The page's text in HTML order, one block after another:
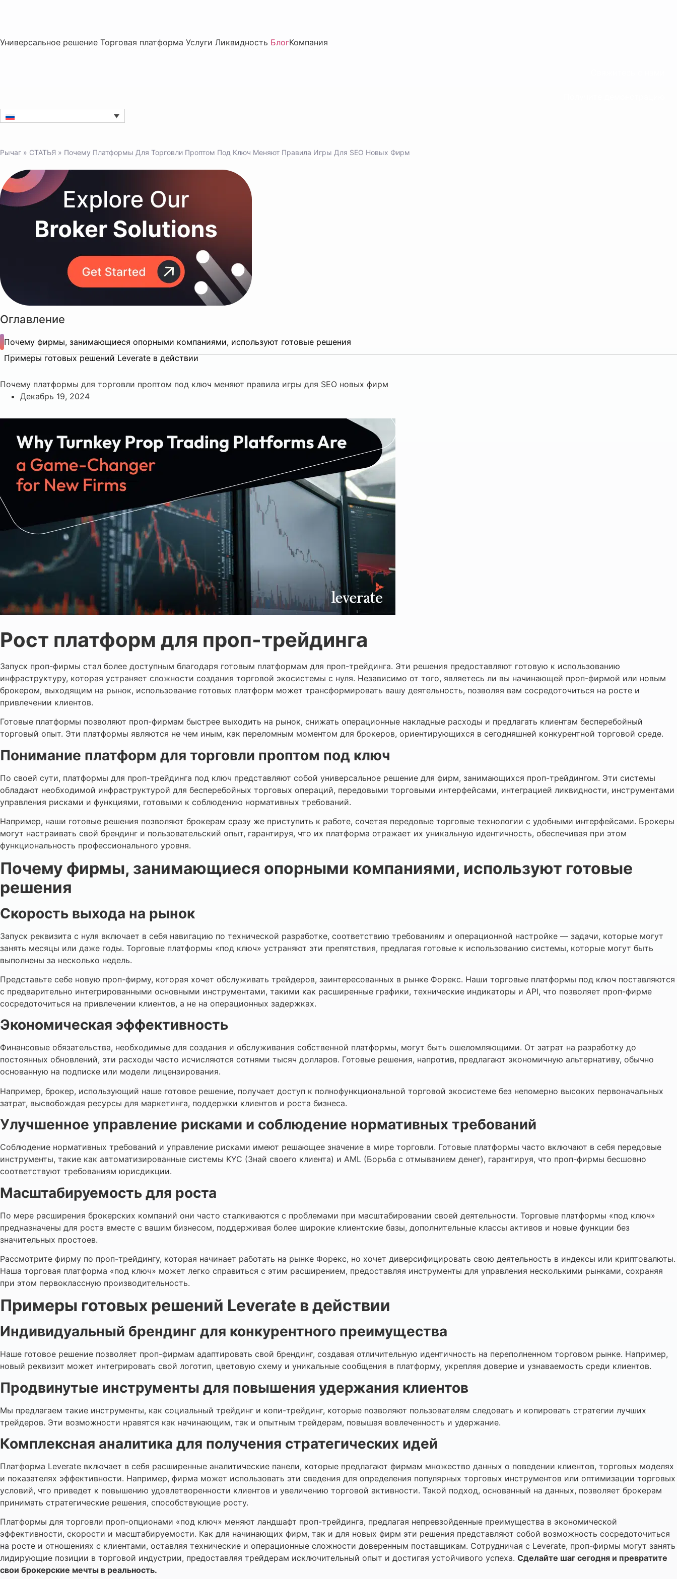
Универсальное решение Торговая платформа Услуги Ликвидность БлогКомпания
Рычаг » СТАТЬЯ » Почему Платформы Для Торговли Проптом Под Ключ Меняют Правила Игры Для SEO Новых Фирм
Оглавление
Почему фирмы, занимающиеся опорными компаниями, используют готовые решения
Примеры готовых решений Leverate в действии
Почему платформы для торговли проптом под ключ меняют правила игры для SEO новых фирм
Декабрь 19, 2024
Рост платформ для проп-трейдинга
Запуск проп-фирмы стал более доступным благодаря готовым платформам для проп-трейдинга. Эти решения предоставляют готовую к использованию
инфраструктуру, которая устраняет сложности создания торговой экосистемы с нуля. Независимо от того, являетесь ли вы начинающей проп-фирмой или новым
брокером, выходящим на рынок, использование готовых платформ может трансформировать вашу деятельность, позволяя вам сосредоточиться на росте и
привлечении клиентов.
Готовые платформы позволяют проп-фирмам быстрее выходить на рынок, снижать операционные накладные расходы и предлагать клиентам бесперебойный
торговый опыт. Эти платформы являются не чем иным, как переломным моментом для брокеров, ориентирующихся в сегодняшней конкурентной торговой среде.
Понимание платформ для торговли проптом под ключ
По своей сути, платформы для проп-трейдинга под ключ представляют собой универсальное решение для фирм, занимающихся проп-трейдингом. Эти системы
обладают необходимой инфраструктурой для бесперебойных торговых операций, передовыми торговыми интерфейсами, интеграцией ликвидности, инструментами
управления рисками и функциями, готовыми к соблюдению нормативных требований.
Например, наши готовые решения позволяют брокерам сразу же приступить к работе, сочетая передовые торговые технологии с удобными интерфейсами. Брокеры
могут настраивать свой брендинг и пользовательский опыт, гарантируя, что их платформа отражает их уникальную идентичность, обеспечивая при этом
функциональность профессионального уровня.
Почему фирмы, занимающиеся опорными компаниями, используют готовые
решения
Скорость выхода на рынок
Запуск реквизита с нуля включает в себя навигацию по технической разработке, соответствию требованиям и операционной настройке — задачи, которые могут
занять месяцы или даже годы. Торговые платформы «под ключ» устраняют эти препятствия, предлагая готовые к использованию системы, которые могут быть
выполнены за несколько недель.
Представьте себе новую проп-фирму, которая хочет обслуживать трейдеров, заинтересованных в рынке Форекс. Наши торговые платформы под ключ поставляются
с предварительно интегрированными основными инструментами, такими как расширенные графики, технические индикаторы и API, что позволяет проп-фирме
сосредоточиться на привлечении клиентов, а не на операционных задержках.
Экономическая эффективность
Финансовые обязательства, необходимые для создания и обслуживания собственной платформы, могут быть ошеломляющими. От затрат на разработку до
постоянных обновлений, эти расходы часто исчисляются сотнями тысяч долларов. Готовые решения, напротив, предлагают экономичную альтернативу, обычно
основанную на подписке или модели лицензирования.
Например, брокер, использующий наше готовое решение, получает доступ к полнофункциональной торговой экосистеме без непомерно высоких первоначальных
затрат, высвобождая ресурсы для маркетинга, поддержки клиентов и роста бизнеса.
Улучшенное управление рисками и соблюдение нормативных требований
Соблюдение нормативных требований и управление рисками имеют решающее значение в мире торговли. Готовые платформы часто включают в себя передовые
инструменты, такие как автоматизированные системы KYC (Знай своего клиента) и AML (Борьба с отмыванием денег), гарантируя, что проп-фирмы бесшовно
соответствуют требованиям юрисдикции.
Масштабируемость для роста
По мере расширения брокерских компаний они часто сталкиваются с проблемами при масштабировании своей деятельности. Торговые платформы «под ключ»
предназначены для роста вместе с вашим бизнесом, поддерживая более широкие клиентские базы, дополнительные классы активов и новые функции без
значительных простоев.
Рассмотрите фирму по проп-трейдингу, которая начинает работать на рынке Форекс, но хочет диверсифицировать свою деятельность в индексы или криптовалюты.
Наша торговая платформа «под ключ» может легко справиться с этим расширением, предоставляя инструменты для управления несколькими рынками, сохраняя
при этом первоклассную производительность.
Примеры готовых решений Leverate в действии
Индивидуальный брендинг для конкурентного преимущества
Наше готовое решение позволяет проп-фирмам адаптировать свой брендинг, создавая отличительную идентичность на переполненном торговом рынке. Например,
новый реквизит может интегрировать свой логотип, цветовую схему и уникальные сообщения в платформу, укрепляя доверие и узнаваемость среди клиентов.
Продвинутые инструменты для повышения удержания клиентов
Мы предлагаем такие инструменты, как социальный трейдинг и копи-трейдинг, которые позволяют пользователям следовать и копировать стратегии лучших
трейдеров. Эти возможности нравятся как начинающим, так и опытным трейдерам, повышая вовлеченность и удержание.
Комплексная аналитика для получения стратегических идей
Платформа Leverate включает в себя расширенные аналитические панели, которые предлагают фирмам множество данных о поведении клиентов, торговых моделях
и показателях эффективности. Например, фирма может использовать эти сведения для определения популярных торговых инструментов или оптимизации торговых
условий, что приведет к повышению удовлетворенности клиентов и увеличению торговой активности. Такой подход, основанный на данных, позволяет брокерам
принимать стратегические решения, способствующие росту.
Платформы для торговли проп-опционами «под ключ» меняют ландшафт проп-трейдинга, предлагая непревзойденные преимущества в экономической
эффективности, скорости и масштабируемости. Как для начинающих фирм, так и для новых фирм эти решения представляют собой возможность сосредоточиться
на росте и отношениях с клиентами, оставляя технические и операционные сложности доверенным поставщикам. Сотрудничая с Leverate, проп-фирмы могут занять
лидирующие позиции в торговой индустрии, предоставляя трейдерам исключительный опыт и достигая устойчивого успеха. Сделайте шаг сегодня и превратите
свои брокерские мечты в реальность.